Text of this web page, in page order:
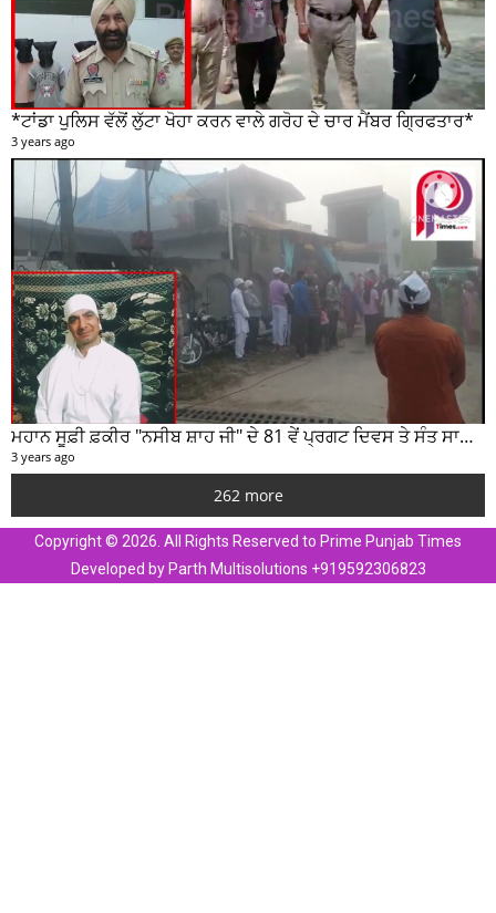
*ਟਾਂਡਾ ਪੁਲਿਸ ਵੱਲੋਂ ਲੁੱਟਾ ਖੋਹਾ ਕਰਨ ਵਾਲੇ ਗਰੋਹ ਦੇ ਚਾਰ ਮੈਂਬਰ ਗ੍ਰਿਫਤਾਰ*
3 years ago
ਮਹਾਨ ਸੂਫ਼ੀ ਫ਼ਕੀਰ "ਨਸੀਬ ਸ਼ਾਹ ਜੀ" ਦੇ 81 ਵੇਂ ਪ੍ਰਗਟ ਦਿਵਸ ਤੇ ਸੰਤ ਸਾਹਿਬ ਜੋਤ ਸਿੰਘ ਜੀ ਮਹਾਰਾਜ ਦੇ ਸੁਣੋ ਵਿਚਾਰ
3 years ago
262 more
Copyright © 2026. All Rights Reserved to Prime Punjab Times
Developed by Parth Multisolutions +919592306823